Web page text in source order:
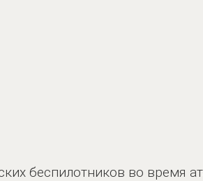
беспилотников во время